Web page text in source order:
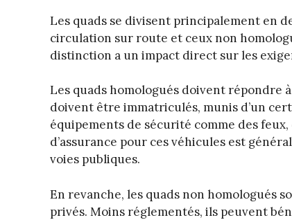
Les quads se divisent principalement en
circulation sur route et ceux non
distinction a un impact direct sur les
Les quads homologués doivent répondre
doivent être immatriculés, munis d’un
équipements de sécurité comme des
d’assurance pour ces véhicules est
voies publiques.
En revanche, les quads non homologués
privés. Moins réglementés, ils peuvent